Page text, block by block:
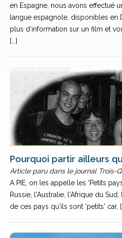
en Espagne, nous avons effectué
langue espagnole, disponibles en
plus d’information sur un film et
[...]
Pourquoi partir ailleurs
Article paru dans le journal Trois-
A PIE, on les appelle les 'Petits
Russie, l'Australie, l'Afrique du
de ces pays qu'ils sont 'petits' car,